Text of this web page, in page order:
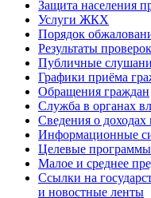
Защита населения
Услуги ЖКХ
Порядок
Результаты проверок
Публичные
Графики приёма
Обращения граждан
Служба в органах
Сведения о
Информационные
Целевые программы
Малое и среднее
Ссылки на
и новостные ленты